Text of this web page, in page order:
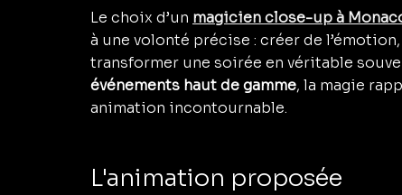
Le choix d’un magicien close-up à
à une volonté précise : créer de
transformer une soirée en véritable
événements haut de gamme, la magie
animation incontournable.
L'animation proposée